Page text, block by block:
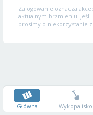
Zalogowanie oznacza
aktualnym brzmieniu. Jeśli
prosimy o niekorzystanie
Główna Wykopalisko